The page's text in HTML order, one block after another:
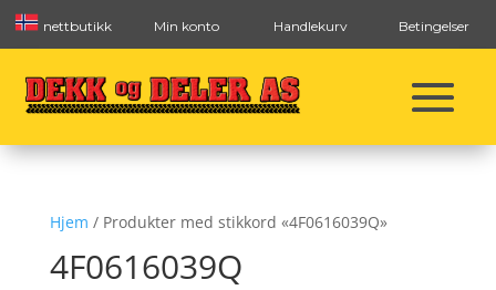
nettbutikk Min konto Handlekurv Betingelser
Hjem / Produkter med stikkord «4F0616039Q»
4F0616039Q